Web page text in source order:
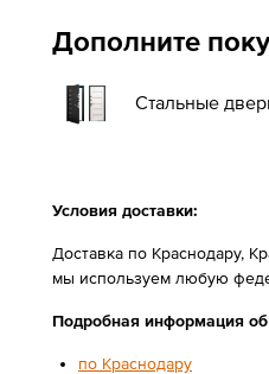
Дополните
Стальные
Условия доставки:
Доставка по Краснодару,
мы используем любую
Подробная информация об
по Краснодару